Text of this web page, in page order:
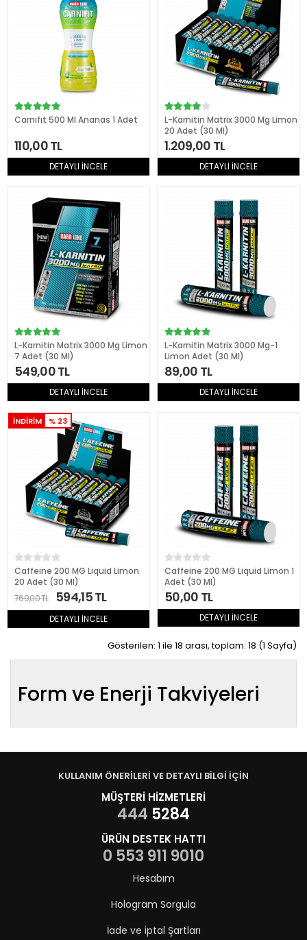
Carnıfıt 500 Ml Ananas 1 Adet
110,00 TL
DETAYLI İNCELE
L-Karnitin Matrix 3000 Mg Limon
20 Adet (30 Ml)
1.209,00 TL
DETAYLI İNCELE
L-Karnitin Matrix 3000 Mg Limon
7 Adet (30 Ml)
549,00 TL
DETAYLI İNCELE
L-Karnitin Matrix 3000 Mg-1
Limon Adet (30 Ml)
89,00 TL
DETAYLI İNCELE
İNDİRİM % 23
Caffeine 200 MG Liquid Limon
20 Adet (30 Ml)
769,00 TL
594,15 TL
DETAYLI İNCELE
Caffeine 200 MG Liquid Limon 1
Adet (30 Ml)
50,00 TL
DETAYLI İNCELE
Gösterilen: 1 ile 18 arası, toplam: 18 (1 Sayfa)
Form ve Enerji Takviyeleri
KULLANIM ÖNERİLERİ VE DETAYLI BİLGİ İÇİN
MÜŞTERİ HİZMETLERİ
444 5284
ÜRÜN DESTEK HATTI
0 553 911 9010
Hesabım
Hologram Sorgula
İade ve iptal Şartları